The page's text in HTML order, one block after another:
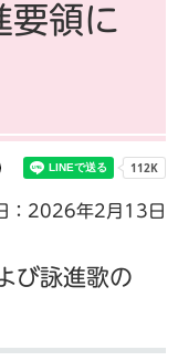
要領に
：2026年2月13日
び詠進歌の